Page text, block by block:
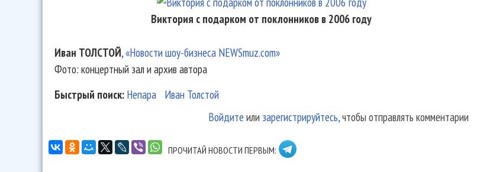
Виктория с подарком от поклонников в 2006 году
Иван ТОЛСТОЙ,«Новости шоу-бизнеса NEWSmuz.com»
Фото: концертный зал и архив автора
Быстрый поиск: Непара Иван Толстой
Войдите или зарегистрируйтесь, чтобы отправлять комментарии
ПРОЧИТАЙ НОВОСТИ ПЕРВЫМ: